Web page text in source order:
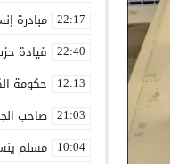
22:17 مبادرة
22:40 قيادة
12:13 حكومة
21:03 صاحب
10:04 مسلم